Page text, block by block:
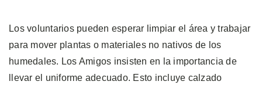
Los voluntarios pueden esperar limpiar el área y trabajar
para mover plantas o materiales no nativos de los
humedales. Los Amigos insisten en la importancia de
llevar el uniforme adecuado. Esto incluye calzado